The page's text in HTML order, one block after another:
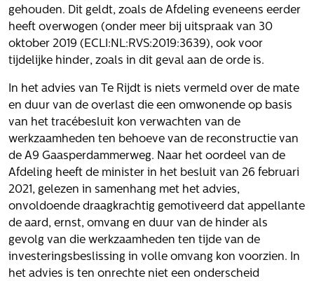
gehouden. Dit geldt, zoals de Afdeling eveneens eerder
heeft overwogen (onder meer bij uitspraak van 30
oktober 2019 (ECLI:NL:RVS:2019:3639), ook voor
tijdelijke hinder, zoals in dit geval aan de orde is.
In het advies van Te Rijdt is niets vermeld over de mate
en duur van de overlast die een omwonende op basis
van het tracébesluit kon verwachten van de
werkzaamheden ten behoeve van de reconstructie van
de A9 Gaasperdammerweg. Naar het oordeel van de
Afdeling heeft de minister in het besluit van 26 februari
2021, gelezen in samenhang met het advies,
onvoldoende draagkrachtig gemotiveerd dat appellante
de aard, ernst, omvang en duur van de hinder als
gevolg van die werkzaamheden ten tijde van de
investeringsbeslissing in volle omvang kon voorzien. In
het advies is ten onrechte niet een onderscheid